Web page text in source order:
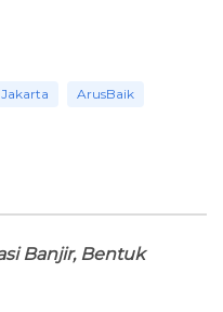
ArusBaik
Banjir, Bentuk